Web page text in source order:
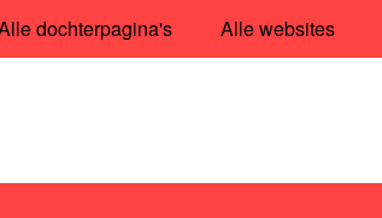
dochterpagina's Alle websites